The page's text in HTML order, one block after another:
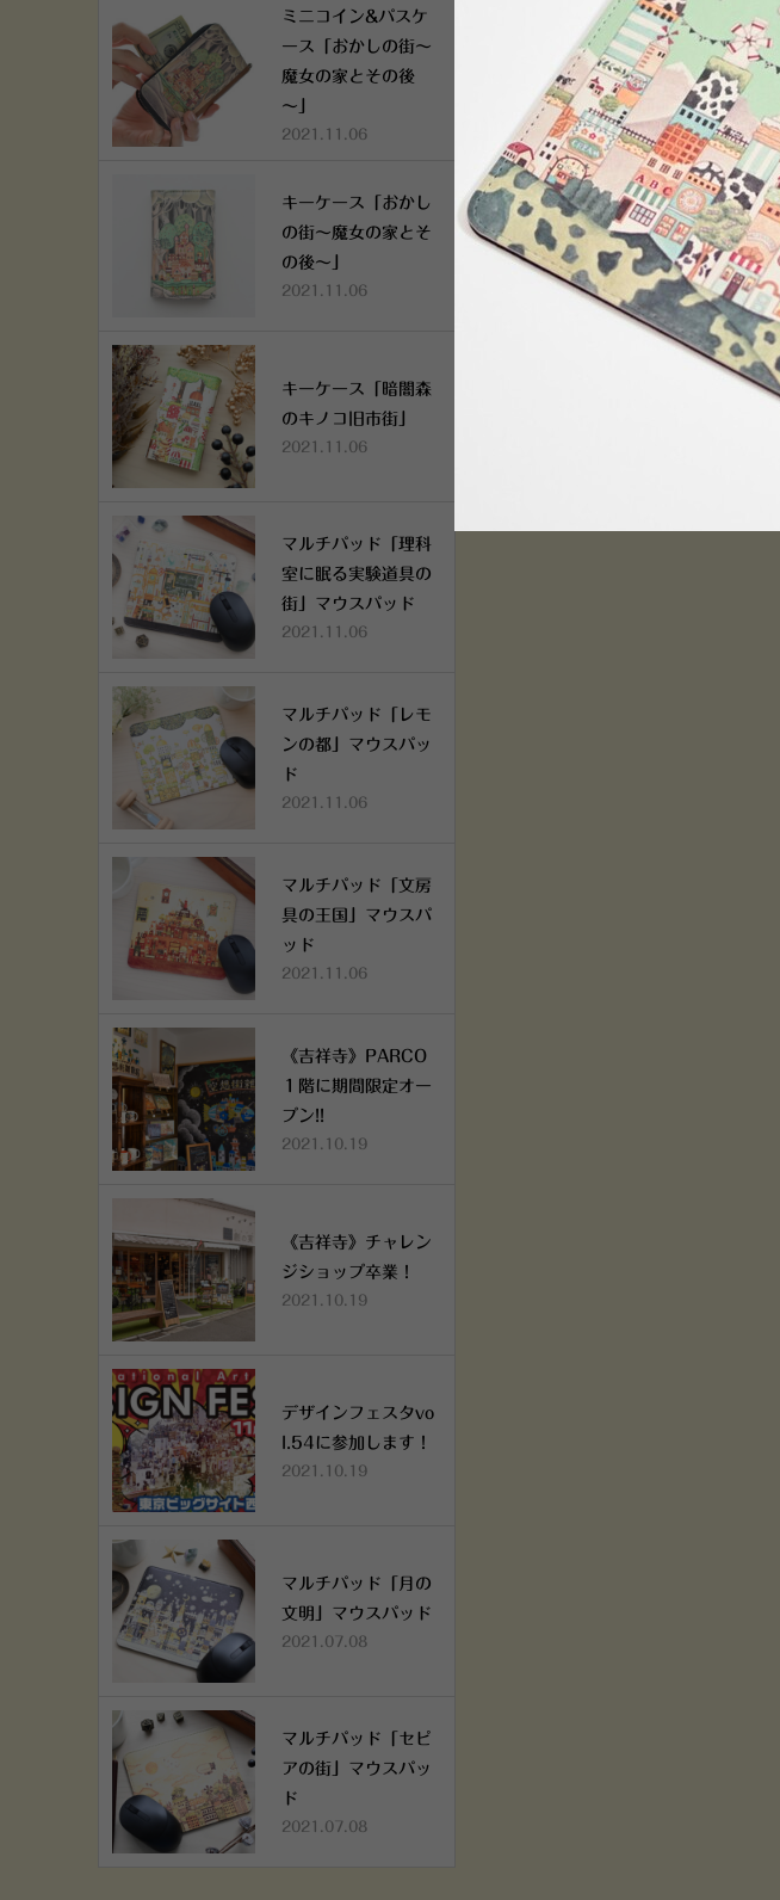
ミニコイン&パスケ
ース「おかしの街～
魔女の家とその後
～」
2021.11.06
キーケース「おかし
の街～魔女の家とそ
の後～」
2021.11.06
キーケース「暗闇森
のキノコ旧市街」
2021.11.06
マルチパッド「理科
室に眠る実験道具の
街」マウスパッド
2021.11.06
マルチパッド「レモ
ンの都」マウスパッ
ド
2021.11.06
マルチパッド「文房
具の王国」マウスパ
ッド
2021.11.06
《吉祥寺》PARCO
１階に期間限定オー
プン!!
2021.10.19
《吉祥寺》チャレン
ジショップ卒業！
2021.10.19
デザインフェスタvo
l.54に参加します！
2021.10.19
マルチパッド「月の
文明」マウスパッド
2021.07.08
マルチパッド「セピ
アの街」マウスパッ
ド
2021.07.08